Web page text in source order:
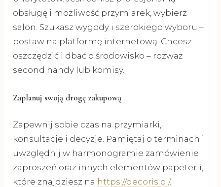
obsługę i możliwość przymiarek, wybierz
salon. Szukasz wygody i szerokiego wyboru –
postaw na platformę internetową. Chcesz
oszczędzić i dbać o środowisko – rozważ
second handy lub komisy.
Zaplanuj swoją drogę zakupową
Zapewnij sobie czas na przymiarki,
konsultacje i decyzje. Pamiętaj o terminach i
uwzględnij w harmonogramie zamówienie
zaproszeń oraz innych elementów papeterii,
które znajdziesz na https://decoris.pl/.